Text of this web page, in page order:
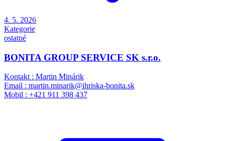
4. 5. 2026
Kategorie
ostatné
BONITA GROUP SERVICE SK s.r.o.
Kontakt : Martin Minárik
Email : martin.minarik@ihriska-bonita.sk
Mobil : +421 911 398 437